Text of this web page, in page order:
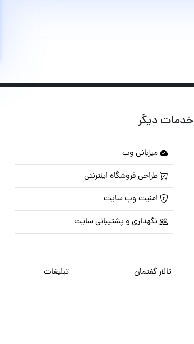
خدمات دیگر
میزبانی وب
طراحی فروشگاه اینترنتی
امنیت وب سایت
نگهداری و پشتیبانی سایت
تالار گفتمان تبلیغات